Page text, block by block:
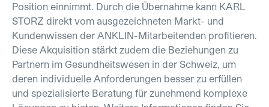
Position einnimmt. Durch die Übernahme kann KARL
STORZ direkt vom ausgezeichneten Markt- und
Kundenwissen der ANKLIN-Mitarbeitenden profitieren.
Diese Akquisition stärkt zudem die Beziehungen zu
Partnern im Gesundheitswesen in der Schweiz, um
deren individuelle Anforderungen besser zu erfüllen
und spezialisierte Beratung für zunehmend komplexe